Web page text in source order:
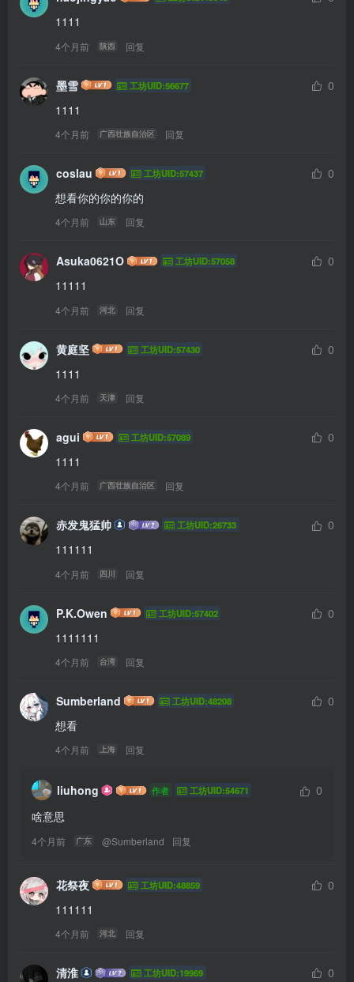
1111
4个月前 陕西 回复
墨雪 工坊UID:56677
0
1111
4个月前 广西壮族自治区 回复
coslau 工坊UID:57437
0
想看你的你的你的
4个月前 山东 回复
Asuka0621O 工坊UID:57058
0
11111
4个月前 河北 回复
黄庭坚 工坊UID:57430
0
1111
4个月前 天津 回复
agui 工坊UID:57089
0
1111
4个月前 广西壮族自治区 回复
赤发鬼猛帅 工坊UID:26733
0
111111
4个月前 四川 回复
P.K.Owen 工坊UID:57402
0
1111111
4个月前 台湾 回复
Sumberland 工坊UID:48208
0
想看
4个月前 上海 回复
liuhong 作者 工坊UID:54671
0
啥意思
4个月前 广东 @Sumberland 回复
花祭夜 工坊UID:48859
0
111111
4个月前 河北 回复
清淮 工坊UID:19969
0